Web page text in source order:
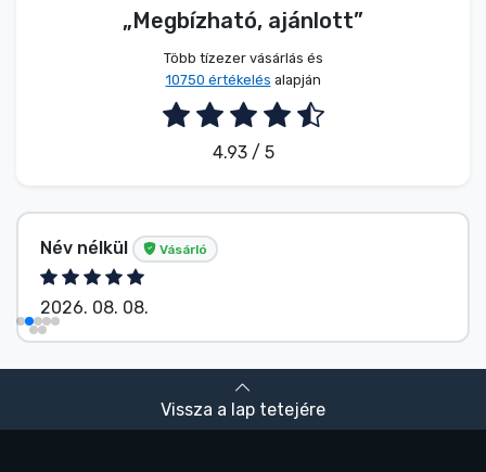
„Megbízható, ajánlott”
Több tízezer vásárlás és
10750 értékelés alapján
4.93 / 5
Név nélkül Vásárló
2026. 08. 08.
Vissza a lap tetejére